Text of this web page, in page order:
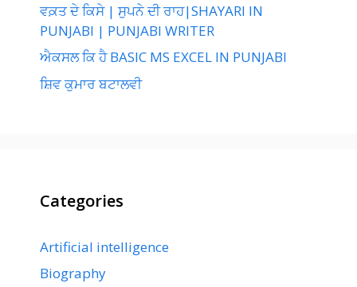
ਵਕ਼ਤ ਦੇ ਕਿਸੇ | ਸੁਪਨੇ ਦੀ ਰਾਹ|SHAYARI IN
PUNJABI | PUNJABI WRITER
ਐਕਸਲ ਕਿ ਹੈ BASIC MS EXCEL IN PUNJABI
ਸ਼ਿਵ ਕੁਮਾਰ ਬਟਾਲਵੀ
Categories
Artificial intelligence
Biography